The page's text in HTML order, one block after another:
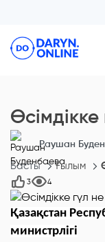
Раушан
Басты Ғылым
3 4
Қазақстан
министрлігі